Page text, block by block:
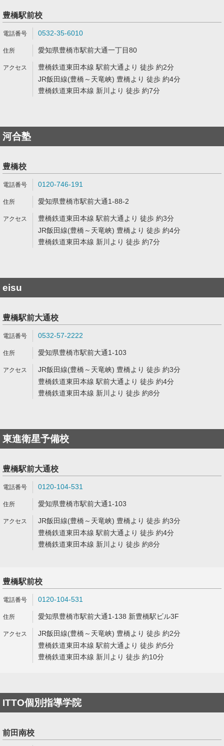
豊橋駅前校
0532-35-6010
愛知県豊橋市駅前大通一丁目80
豊橋鉄道東田本線 駅前大通より 徒歩 約2分
JR飯田線(豊橋～天竜峡) 豊橋より 徒歩 約4分
豊橋鉄道東田本線 新川より 徒歩 約7分
河合塾
豊橋校
0120-746-191
愛知県豊橋市駅前大通1-88-2
豊橋鉄道東田本線 駅前大通より 徒歩 約3分
JR飯田線(豊橋～天竜峡) 豊橋より 徒歩 約4分
豊橋鉄道東田本線 新川より 徒歩 約7分
eisu
豊橋駅前大通校
0532-57-2222
愛知県豊橋市駅前大通1-103
JR飯田線(豊橋～天竜峡) 豊橋より 徒歩 約3分
豊橋鉄道東田本線 駅前大通より 徒歩 約4分
豊橋鉄道東田本線 新川より 徒歩 約8分
東進衛星予備校
豊橋駅前大通校
0120-104-531
愛知県豊橋市駅前大通1-103
JR飯田線(豊橋～天竜峡) 豊橋より 徒歩 約3分
豊橋鉄道東田本線 駅前大通より 徒歩 約4分
豊橋鉄道東田本線 新川より 徒歩 約8分
豊橋駅前校
0120-104-531
愛知県豊橋市駅前大通1-138 新豊橋駅ビル3F
JR飯田線(豊橋～天竜峡) 豊橋より 徒歩 約2分
豊橋鉄道東田本線 駅前大通より 徒歩 約5分
豊橋鉄道東田本線 新川より 徒歩 約10分
ITTO個別指導学院
前田南校